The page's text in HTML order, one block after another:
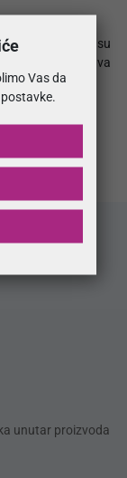
dizajna su
se omogućava
unutar proizvoda
Vas da